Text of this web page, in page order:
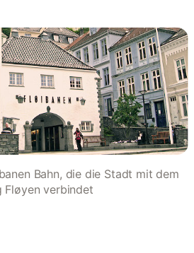
Bahn, die die Stadt mit dem
Fløyen verbindet